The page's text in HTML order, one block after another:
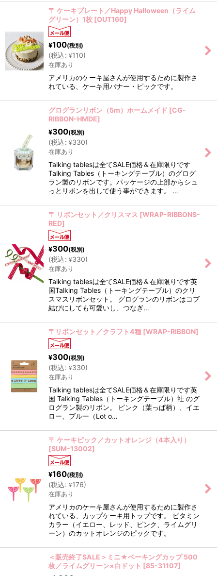
〒 ケーキプレート／Happy Halloween（ライム
グリーン）1枚 [OUT160]
¥100(税別)
(税込: ¥110)
在庫あり
アメリカのケーキ屋さんが使用するために製作さ
れている、ケーキ用バナー・ピックです。
グログランリボン（5m）ホームメイド [CG-
RIBBON-HMDE]
¥300(税別)
(税込: ¥330)
在庫あり
Talking tablesは全てSALE価格＆在庫限りです
Talking Tables（トーキングテーブル）のグログ
ラン製のリボンです。パッケージの上部からシュ
っとリボンを出して使う事ができます。 …
〒 リボンセット／クリスマス [WRAP-RIBBONS-
RED]
¥300(税別)
(税込: ¥330)
在庫あり
Talking tablesは全てSALE価格＆在庫限りです英
国Talking Tables（トーキングテーブル）のクリ
スマスリボンセット。 グログランのリボンはコブ
結びにしても可愛いし、つなぎ…
〒リボンセット／クラフト4種 [WRAP-RIBBON]
¥300(税別)
(税込: ¥330)
在庫あり
Talking tablesは全てSALE価格＆在庫限りです英
国 Talking Tables（トーキングテーブル）社 のグ
ログラン製のリボン。 ピンク（葉っぱ柄）、イエ
ロー、ブルー（Lot o…
〒 ケーキピック／カットオレンジ（4本入り）
[SUM-13002]
¥160(税別)
(税込: ¥176)
在庫あり
アメリカのケーキ屋さんが使用するために製作さ
れている、カップケーキ用トップです。 ビタミン
カラー（イエロー、レッド、ピンク、ライムグリ
ーン）のカットオレンジのピックです。
＜販売終了SALE＞ミニ★ベーキングカップ 500
枚／ライムグリーン×白ドット [85-31107]